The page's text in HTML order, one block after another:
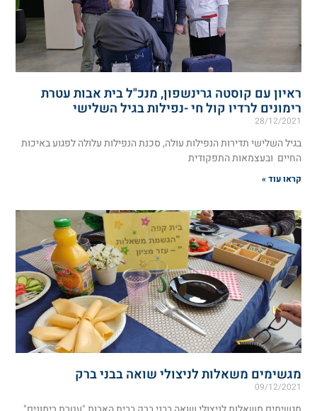
ראיון עם קוסטה גרינשפון, מנכ"ל בית אבות עטרת
רימונים לרדיו קול חי -נפילות בגיל השלישי
28/12/2021
בגיל השלישי תדירות הנפילות עולה, סכנת הנפילות עלולה לפגוע באיכות
החיים ובעצמאות התפקודית
קראו עוד »
מגשימים משאלות לניצולי שואה בבני ברק
09/12/2021